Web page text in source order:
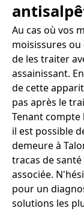
Au cas où vos
moisissures ou
de les traiter
assainissant.
de cette
pas après le
Tenant compte
il est possible
demeure à
tracas de
associée.
pour un
solutions les